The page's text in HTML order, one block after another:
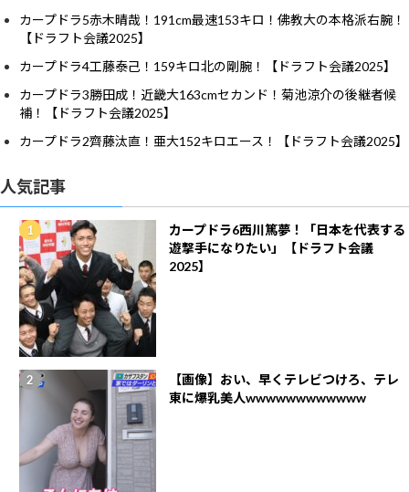
カープドラ5赤木晴哉！191cm最速153キロ！佛教大の本格派右腕！
【ドラフト会議2025】
カープドラ4工藤泰己！159キロ北の剛腕！【ドラフト会議2025】
カープドラ3勝田成！近畿大163cmセカンド！菊池涼介の後継者候
補！【ドラフト会議2025】
カープドラ2齊藤汰直！亜大152キロエース！【ドラフト会議2025】
人気記事
カープドラ6西川篤夢！「日本を代表する
遊撃手になりたい」【ドラフト会議
2025】
【画像】おい、早くテレビつけろ、テレ
東に爆乳美人wwwwwwwwwwww